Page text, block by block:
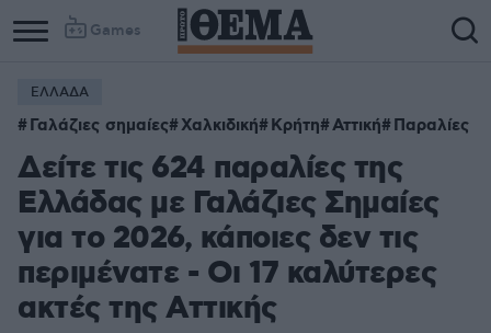
Games
ΕΛΛΑΔΑ
Γαλάζιες σημαίες Χαλκιδική Κρήτη Αττική Παραλίες
Δείτε τις 624 παραλίες της
Ελλάδας με Γαλάζιες Σημαίες
για το 2026, κάποιες δεν τις
περιμένατε - Οι 17 καλύτερες
ακτές της Αττικής